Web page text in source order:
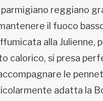
reggiano
il fuoco
alla Julienne,
calorico, si presa
le
adatta la